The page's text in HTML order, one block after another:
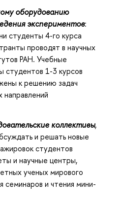
оборудованию
экспериментов:
студенты 4-го курса
проводят в научных
РАН. Учебные
студентов 1-3 курсов
к решению задач
направлений
коллективы,
и решать новые
студентов
и научные центры,
ученых мирового
семинаров и чтения мини-